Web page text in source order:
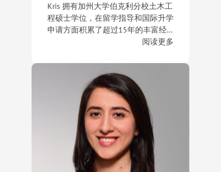
Kris 拥有加州大学伯克利分校土木工
程硕士学位，在留学指导和国际升学
申请方面积累了超过15年的丰富经
Kris 将职业生涯致力于帮助学生实现
学业与职业目标。凭借对全球教育体
系和升学流程的深刻理解，Kris 为学
生提供战略性、个性化的指导，确保
每位学生在求学之路上都能获得所需
的支持。Kris 已帮助众多学生成功进
入美国、英国和加拿大的顶尖寄宿中
学及大学。
阅读更多